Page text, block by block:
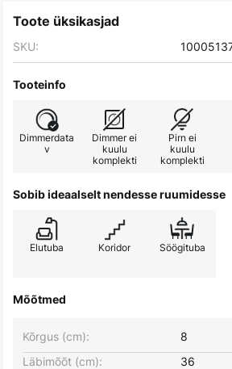
Toote üksikasjad
SKU:
Tooteinfo
Dimmerdata
v
Dimmer ei
kuulu
komplekti
Pirn ei
kuulu
komplekti
Sobib ideaalselt nendesse ruumidesse
Elutuba Koridor Söögituba
Mõõtmed
Kõrgus (cm):
8
Läbimõõt (cm):
36